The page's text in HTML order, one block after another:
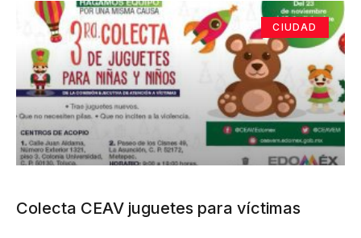
CIUDAD
Colecta CEAV juguetes para víctimas